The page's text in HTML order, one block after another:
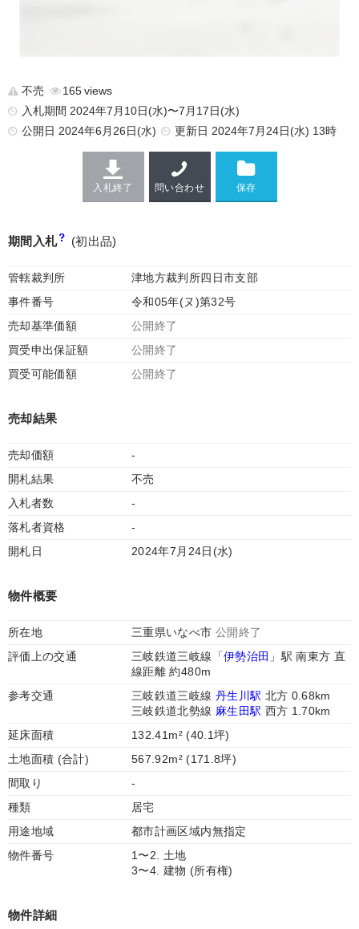
不売
165
入札期間 2024年7月10日(水)〜7月17日(水)
公開日 2024年6月26日(水) 更新日 2024年7月24日(水) 13時
入札終了 問い合わせ
期間入札 (初出品)
管轄裁判所
津地方裁判所四日市支部
事件番号
令和05年(ヌ)第32号
売却基準価額
公開終了
買受申出保証額
公開終了
買受可能価額
公開終了
売却結果
売却価額
-
開札結果
不売
入札者数
-
落札者資格
-
開札日
2024年7月24日(水)
物件概要
所在地 三重県いなべ市 公開終了
評価上の交通
三岐鉄道三岐線「伊勢治田 」駅 南東方 直
線距離 約480m
参考交通
三岐鉄道三岐線 丹生川駅 北方 0.68km
三岐鉄道北勢線 麻生田駅 西方 1.70km
延床面積
132.41m² (40.1坪)
土地面積 (合計)
567.92m² (171.8坪)
間取り
-
種類
居宅
用途地域
都市計画区域内無指定
物件番号
1〜2. 土地
3〜4. 建物 (所有権)
物件詳細